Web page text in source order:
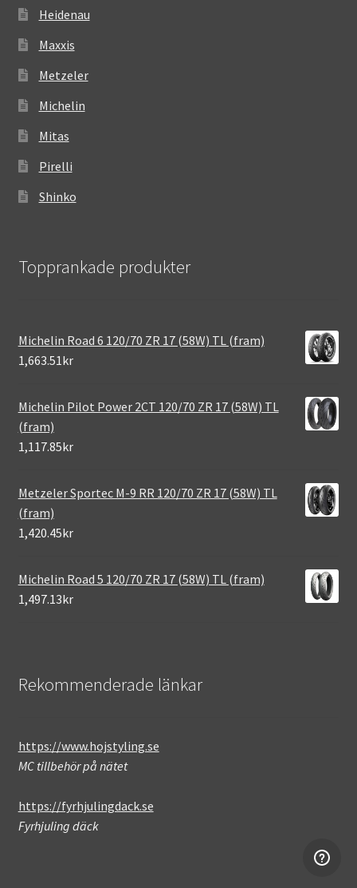
Heidenau
Maxxis
Metzeler
Michelin
Mitas
Pirelli
Shinko
Topprankade produkter
Michelin Road 6 120/70 ZR 17 (58W) TL (fram)
1,663.51kr
Michelin Pilot Power 2CT 120/70 ZR 17 (58W) TL
(fram)
1,117.85kr
Metzeler Sportec M-9 RR 120/70 ZR 17 (58W) TL
(fram)
1,420.45kr
Michelin Road 5 120/70 ZR 17 (58W) TL (fram)
1,497.13kr
Rekommenderade länkar
https://www.hojstyling.se
MC tillbehör på nätet
https://fyrhjulingdack.se
Fyrhjuling däck